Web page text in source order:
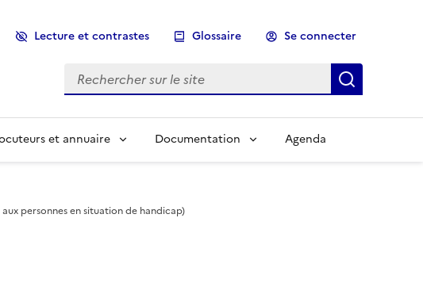
Lecture et contrastes Glossaire Se connecter
Rechercher sur le site
et annuaire Documentation Agenda
personnes en situation de handicap)